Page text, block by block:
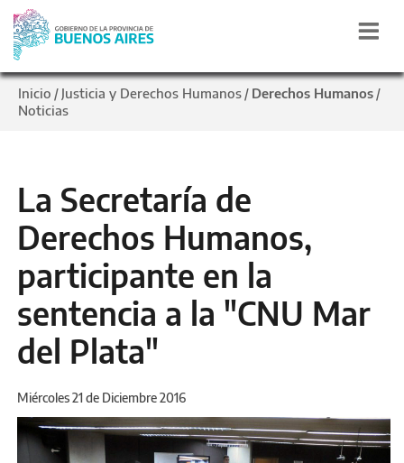
Inicio / Justicia y Derechos Humanos / Derechos Humanos /
Noticias
La Secretaría de
Derechos Humanos,
participante en la
sentencia a la "CNU Mar
del Plata"
Miércoles 21 de Diciembre 2016